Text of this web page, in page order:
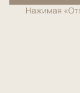
Нажимая